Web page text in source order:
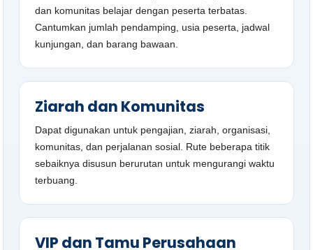
dan komunitas belajar dengan peserta terbatas.
Cantumkan jumlah pendamping, usia peserta, jadwal
kunjungan, dan barang bawaan.
Ziarah dan Komunitas
Dapat digunakan untuk pengajian, ziarah, organisasi,
komunitas, dan perjalanan sosial. Rute beberapa titik
sebaiknya disusun berurutan untuk mengurangi waktu
terbuang.
VIP dan Tamu Perusahaan